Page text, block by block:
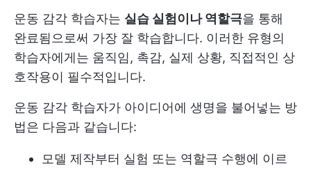
운동 감각 학습자는 실습 실험이나 역할극을 통해
완료됨으로써 가장 잘 학습합니다. 이러한 유형의
학습자에게는 움직임, 촉감, 실제 상황, 직접적인 상
호작용이 필수적입니다.
운동 감각 학습자가 아이디어에 생명을 불어넣는 방
법은 다음과 같습니다:
모델 제작부터 실험 또는 역할극 수행에 이르